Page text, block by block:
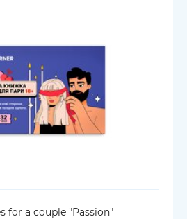
for a couple "Passion"